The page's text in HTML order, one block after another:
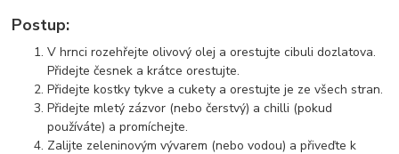
Postup:
V hrnci rozehřejte olivový olej a orestujte cibuli dozlatova.
Přidejte česnek a krátce orestujte.
Přidejte kostky tykve a cukety a orestujte je ze všech stran.
Přidejte mletý zázvor (nebo čerstvý) a chilli (pokud
používáte) a promíchejte.
Zalijte zeleninovým vývarem (nebo vodou) a přiveďte k